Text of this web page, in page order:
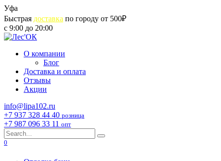
Skip
to
content
Уфа
Быстрая доставка по городу от 500₽
с 9:00 до 20:00
О компании
Блог
Доставка и оплата
Отзывы
Акции
info@lipa102.ru
+7 937 328 44 40 розница
+7 987 096 33 11 опт
Search
for:
0